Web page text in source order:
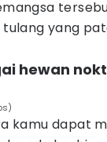
yang
hewan
kamu dapat